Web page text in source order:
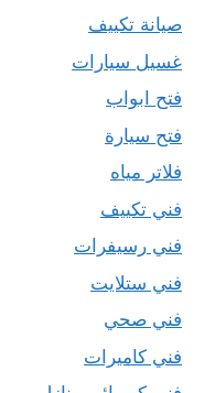
صيانة تكييف
غسيل سيارات
فتح ابواب
فتح سيارة
فلاتر مياه
فني تكييف
فني رسيفرات
فني ستلايت
فني صحي
فني كاميرات